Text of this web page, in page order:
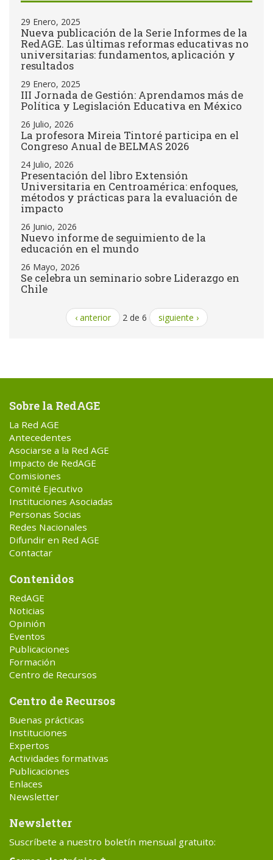
29 Enero, 2025
Nueva publicación de la Serie Informes de la
RedAGE. Las últimas reformas educativas no
universitarias: fundamentos, aplicación y
resultados
29 Enero, 2025
III Jornada de Gestión: Aprendamos más de
Política y Legislación Educativa en México
26 Julio, 2026
La profesora Mireia Tintoré participa en el
Congreso Anual de BELMAS 2026
24 Julio, 2026
Presentación del libro Extensión
Universitaria en Centroamérica: enfoques,
métodos y prácticas para la evaluación de
impacto
26 Junio, 2026
Nuevo informe de seguimiento de la
educación en el mundo
26 Mayo, 2026
Se celebra un seminario sobre Liderazgo en
Chile
‹ anterior 2 de 6 siguiente ›
Sobre la RedAGE
La Red AGE
Antecedentes
Asociarse a la Red AGE
Impacto de RedAGE
Comisiones
Comité Ejecutivo
Instituciones Asociadas
Personas Socias
Redes Nacionales
Difundir en Red AGE
Contactar
Contenidos
RedAGE
Noticias
Opinión
Eventos
Publicaciones
Formación
Centro de Recursos
Centro de Recursos
Buenas prácticas
Instituciones
Expertos
Actividades formativas
Publicaciones
Enlaces
Newsletter
Newsletter
Suscríbete a nuestro boletín mensual gratuito: